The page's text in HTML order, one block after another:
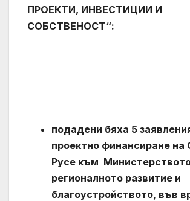
ПРОЕКТИ, ИНВЕСТИЦИИ И
СОБСТВЕНОСТ“:
подадени бяха 5
проектно финансиране
Русе към
регионалното развитие и
благоустройството, във